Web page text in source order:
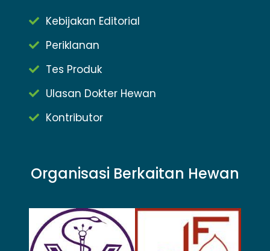
Kebijakan Editorial
Periklanan
Tes Produk
Ulasan Dokter Hewan
Kontributor
Organisasi Berkaitan Hewan